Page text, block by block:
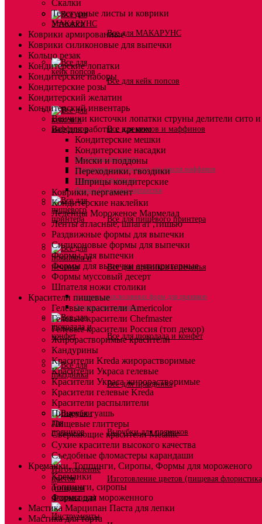
Все для МАКАРУНС
Все для кейк попсов
Все для кексов и маффинов
Подставки под кексы
Украшения и инструмент для кексов маффинов
Упаковка для кексов
Формы бумажные тарталетки
Все для пищевого принтера
Все для пряников и печенья
3д печать эксклюзивных форм для пряников
Формы для пряников
Все для шоколада и конфет
Всё для праздника
Вырубки для пряников
Изготовление цветов (пищевая
Скалки
Текстурные листы и коврики
Утюжки
Коврики армированные
Коврики силиконовые для выпечки
Кольцо резак
Кондитерские лопатки
Кондитерские наборы
Кондитерские розы
Кондитерский желатин
Кондитерский инвентарь
Венчики кисточки лопатки струны делители сито
Все для работы с кремом
Кондитерские мешки
Кондитерские насадки
Миски и поддоны
Переходники, гвоздики
Шприцы кондитерские
Коврики, пергамент
Кондитерские наклейки
Леденцы Мороженое Мармелад
Ленты атласные, шпагат ,тишью
Раздвижные формы для выпечки
Силиконовые формы для выпечки
Формы для выпечки
Формы для выпечки антипригарные
Формы муссовый десерт
Шпателя ножи столики
Красители пищевые
Гелевые красители Americolor
Гелевые красители Chefmaster
Гелевые красители Россия (топ декор)
Жирорастворимые красители
Кандурины
Красители Kreda жирорастворимые
Красители Украса гелевые
Красители Украса жирорастворимые
Красители гелевые Kreda
Красители распылители
Пищевая гуашь
Пищевые глиттеры
Сверкающие красители Metallic
Сухие красители высокого качества
Съедобные фломастеры карандаши
Креманки, Топпинги, Сиропы, Формы для мороженого
Креманки
Топпинги, сиропы
Формы для мороженного
Мастика Марципан Паста для лепки
Мастика для торта